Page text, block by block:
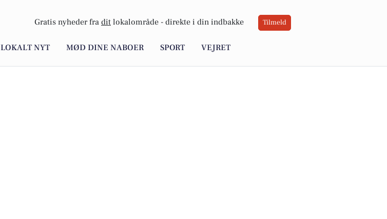
Gratis nyheder fra dit lokalområde - direkte i din indbakke Tilmeld
LOKALT NYT MØD DINE NABOER SPORT VEJRET